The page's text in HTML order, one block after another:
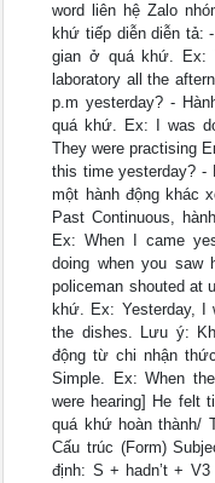
word liên hệ Zalo
khứ tiếp diễn diễn tả:
gian ở quá khứ. Ex:
laboratory all the
p.m yesterday? -
quá khứ. Ex: I was
They were practising
this time yesterday? -
một hành động khác
Past Continuous,
Ex: When I came
doing when you saw
policeman shouted at
khứ. Ex: Yesterday, I
the dishes. Lưu ý:
động từ chi nhận
Simple. Ex: When
were hearing] He felt
quá khứ hoàn thành/
Cấu trúc (Form)
định: S + hadn’t +